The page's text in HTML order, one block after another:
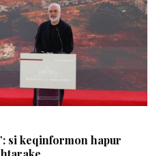
si keqinformon hapur